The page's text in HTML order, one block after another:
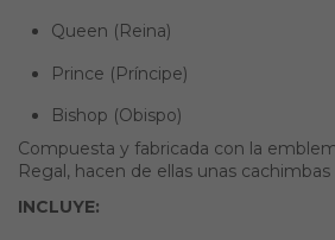
Queen (Reina)
Prince (Príncipe)
Bishop (Obispo)
Compuesta y fabricada con la
Regal, hacen de ellas unas
INCLUYE: